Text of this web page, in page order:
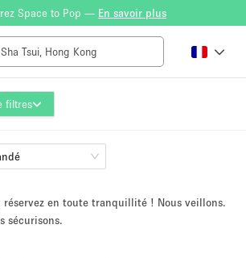
Space to Pop — En savoir plus
filtres
réservez en toute tranquillité ! Nous veillons.
sécurisons.